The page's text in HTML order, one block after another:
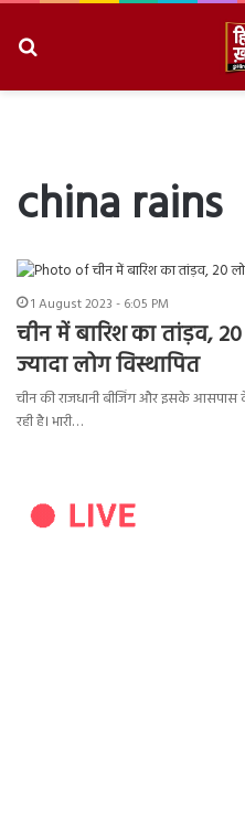
china rains
1 August 2023 - 6:05 PM
चीन में बारिश का तांड़व,
ज्यादा लोग विस्थापित
चीन की राजधानी बीजिंग और इसके आसपास
रही है। भारी…